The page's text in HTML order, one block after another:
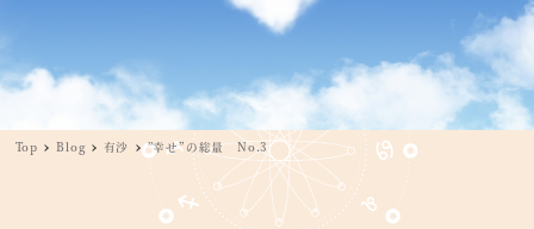
Top Blog 有沙 ”幸せ”の総量 No.3